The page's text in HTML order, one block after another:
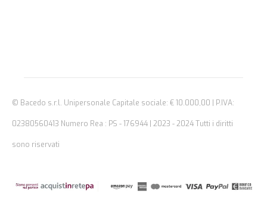
© Bacedo s.r.l. Unipersonale Capitale sociale: € 10.000,00 | P.IVA:
02380560413 Numero Rea : PS - 176944 | 2023 - 2024 Tutti i diritti
sono riservati